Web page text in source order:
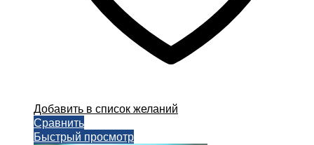
Добавить в список желаний
Сравнить
Быстрый просмотр